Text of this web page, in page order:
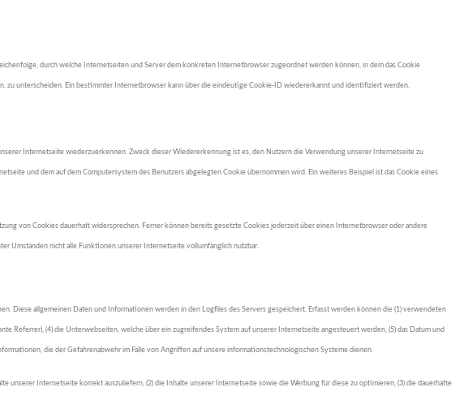
durch welche Internetseiten und Server dem konkreten Internetbrowser zugeordnet werden können, in dem das Cookie
unterscheiden. Ein bestimmter Internetbrowser kann über die eindeutige Cookie-ID wiedererkannt und identifiziert werden.
Internetseite wiederzuerkennen. Zweck dieser Wiedererkennung ist es, den Nutzern die Verwendung unserer Internetseite zu
und dem auf dem Computersystem des Benutzers abgelegten Cookie übernommen wird. Ein weiteres Beispiel ist das Cookie eines
von Cookies dauerhaft widersprechen. Ferner können bereits gesetzte Cookies jederzeit über einen Internetbrowser oder andere
Umständen nicht alle Funktionen unserer Internetseite vollumfänglich nutzbar.
Diese allgemeinen Daten und Informationen werden in den Logfiles des Servers gespeichert. Erfasst werden können die (1) verwendeten
Referrer), (4) die Unterwebseiten, welche über ein zugreifendes System auf unserer Internetseite angesteuert werden, (5) das Datum und
die der Gefahrenabwehr im Falle von Angriffen auf unsere informationstechnologischen Systeme dienen.
Internetseite korrekt auszuliefern, (2) die Inhalte unserer Internetseite sowie die Werbung für diese zu optimieren, (3) die dauerhafte